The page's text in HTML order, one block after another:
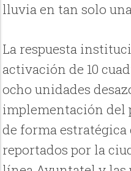
lluvia en tan solo
La respuesta
activación de 10
ocho unidades
implementación del
de forma estratégica
reportados por la